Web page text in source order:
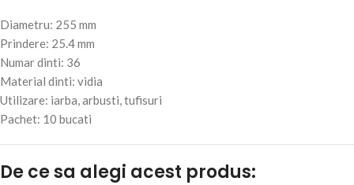
Diametru: 255 mm
Prindere: 25.4 mm
Numar dinti: 36
Material dinti: vidia
Utilizare: iarba, arbusti, tufisuri
Pachet: 10 bucati
De ce sa alegi acest produs: